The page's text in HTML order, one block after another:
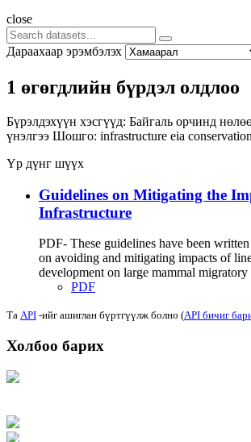
close
Дараахаар эрэмбэлэх
1 өгөгдлийн бүрдэл олдлоо
Бүрэлдэхүүн хэсгүүд: Байгаль орчинд
үнэлгээ Шошго: infrastructure eia conservation
Үр дүнг шүүх
Guidelines on Mitigating the
Infrastructure
PDF- These guidelines have been
on avoiding and mitigating impacts of
development on large mammal migratory
PDF
Та API -ийг ашиглан бүртгүүлж болно (API бичиг
Холбоо барих